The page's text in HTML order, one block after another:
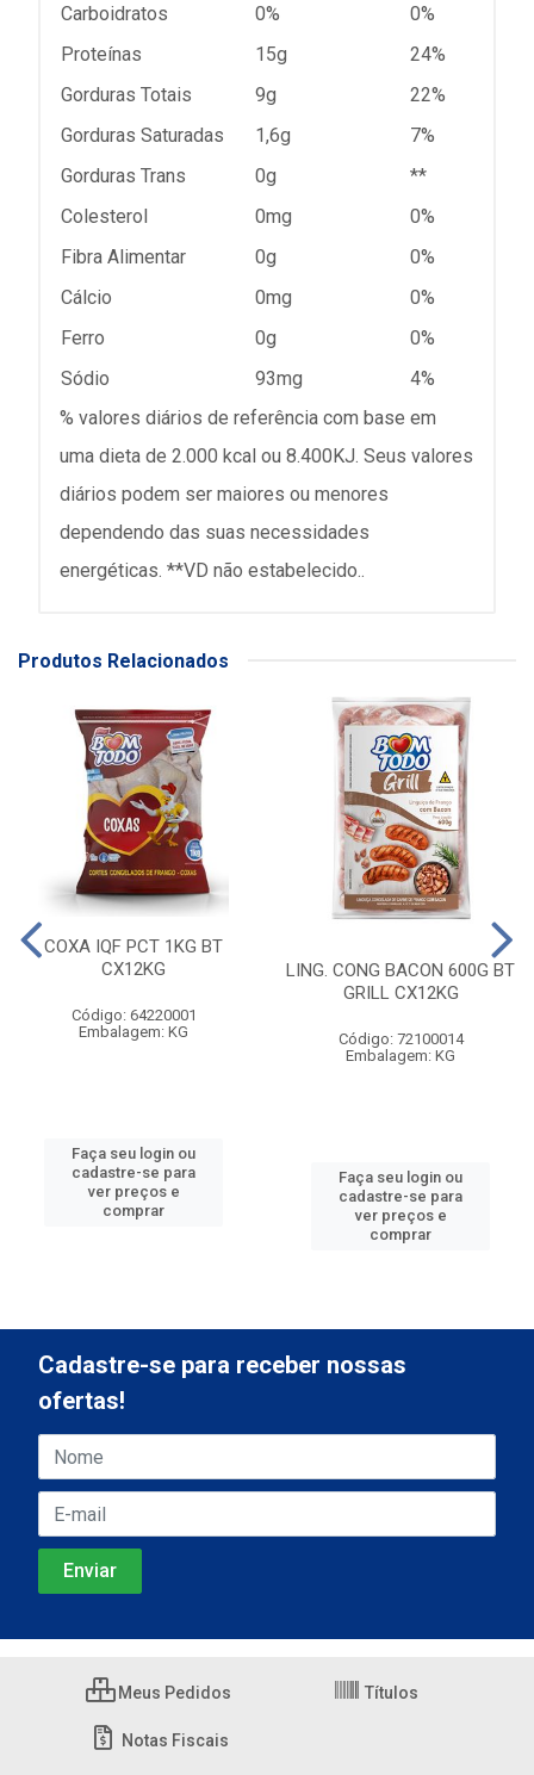
Carboidratos
0%
0%
Proteínas
15g
24%
Gorduras Totais
9g
22%
Gorduras Saturadas
1,6g
7%
Gorduras Trans
0g
**
Colesterol
0mg
0%
Fibra Alimentar
0g
0%
Cálcio
0mg
0%
Ferro
0g
0%
Sódio
93mg
4%
% valores diários de referência com base em
uma dieta de 2.000 kcal ou 8.400KJ. Seus valores
diários podem ser maiores ou menores
dependendo das suas necessidades
energéticas. **VD não estabelecido..
Produtos Relacionados
COXA IQF PCT 1KG BT
CX12KG
Código: 64220001
Embalagem: KG
Faça seu login ou
cadastre-se para
ver preços e
comprar
LING. CONG BACON 600G BT
GRILL CX12KG
Código: 72100014
Embalagem: KG
Faça seu login ou
cadastre-se para
ver preços e
comprar
Cadastre-se para receber nossas
ofertas!
Meus Pedidos Títulos
Notas Fiscais